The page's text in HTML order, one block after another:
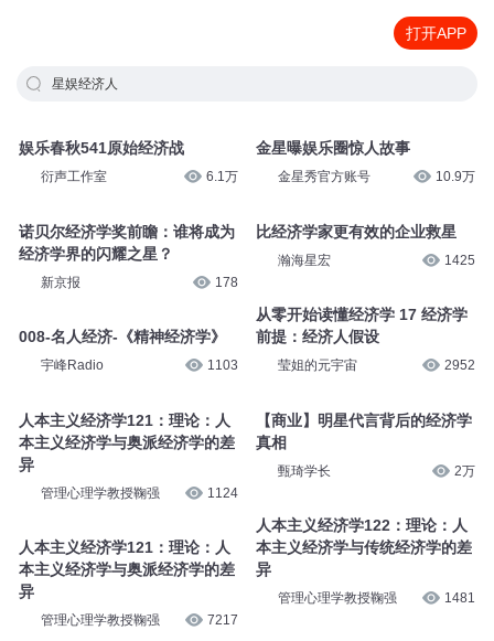
打开APP
星娱经济人
娱乐春秋541原始经济战
衍声工作室 6.1万
诺贝尔经济学奖前瞻：谁将成为
经济学界的闪耀之星？
新京报 178
008-名人经济-《精神经济学》
宇峰Radio 1103
人本主义经济学121：理论：人
本主义经济学与奥派经济学的差
异
管理心理学教授鞠强 1124
人本主义经济学121：理论：人
本主义经济学与奥派经济学的差
异
管理心理学教授鞠强 7217
金星曝娱乐圈惊人故事
金星秀官方账号 10.9万
比经济学家更有效的企业救星
瀚海星宏 1425
从零开始读懂经济学 17 经济学
前提：经济人假设
莹姐的元宇宙 2952
【商业】明星代言背后的经济学
真相
甄琦学长 2万
人本主义经济学122：理论：人
本主义经济学与传统经济学的差
异
管理心理学教授鞠强 1481